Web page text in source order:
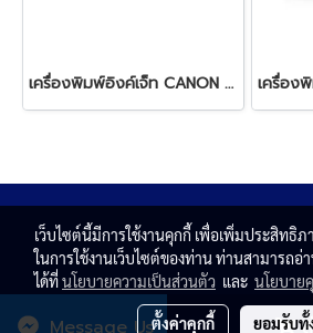
Message Us
เครื่องพิมพ์อิงค์เจ็ท CANON PIXMA IX6770 - (Print Only/ A3 ) *พร้อมหมึกแท้ 1 ชุด*
เว็บไซต์นี้มีการใช้งานคุกกี้ เพื่อเพิ่มประสิทธิ
ในการใช้งานเว็บไซต์ของท่าน ท่านสามารถอ่
ได้ที่นโยบายความเป็นส่วนตัว และ นโยบาย
ตั้งค่าคุกกี้ ยอมรับทั้